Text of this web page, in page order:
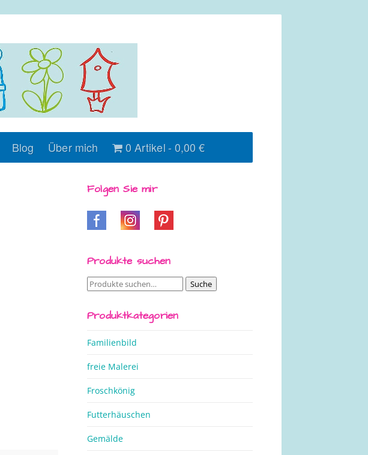
Blog Über mich 0 Artikel 0,00 €
Folgen Sie mir
Produkte suchen
Suche
Suche
Produktkategorien
Familienbild
freie Malerei
Froschkönig
Futterhäuschen
Gemälde